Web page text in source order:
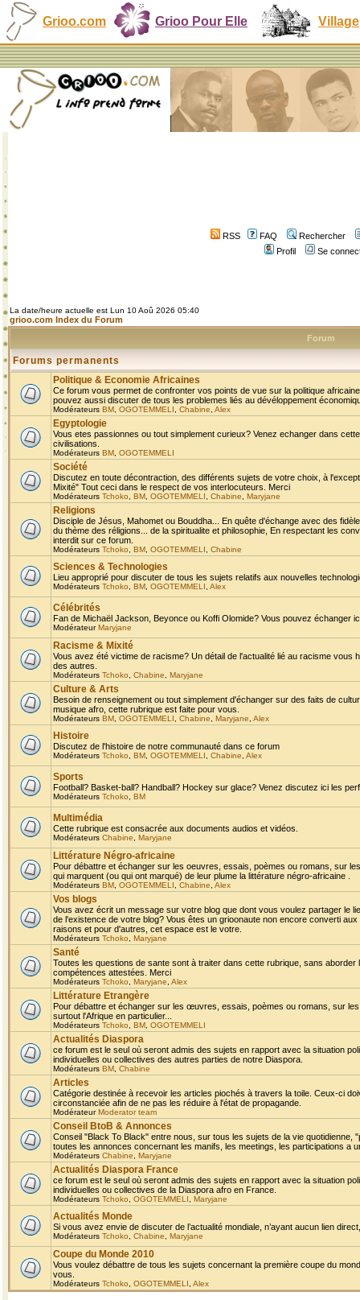
Grioo.com Grioo Pour Elle Village
RSS FAQ
Rechercher
Profil
Se
La date/heure actuelle est Lun 10 Aoû 2026 05:40
grioo.com Index du Forum
Forum
Forums permanents
Politique & Economie Africaines
Ce forum vous permet de confronter vos points de vue sur la politique
pouvez aussi discuter de tous les problemes liés au dévéloppement
Modérateurs BM OGOTEMMELI Chabine Alex
Egyptologie
Vous etes passionnes ou tout simplement curieux? Venez echanger dans
civilisations.
Modérateurs BM OGOTEMMELI
Société
Discutez en toute décontraction, des différents sujets de votre choix, à
Mixité" Tout ceci dans le respect de vos interlocuteurs. Merci
Modérateurs Tchoko BM OGOTEMMELI Chabine Maryjane
Religions
Disciple de Jésus, Mahomet ou Bouddha... En quête d'échange avec des
du thème des réligions... de la spiritualite et philosophie, En respectant les
interdit sur ce forum.
Modérateurs Tchoko BM OGOTEMMELI Chabine
Sciences & Technologies
Lieu approprié pour discuter de tous les sujets relatifs aux nouvelles
Modérateurs Tchoko BM OGOTEMMELI Alex
Célébrités
Fan de Michaël Jackson, Beyonce ou Koffi Olomide? Vous pouvez échanger
ModérateurMaryjane
Racisme & Mixité
Vous avez été victime de racisme? Un détail de l'actualité lié au racisme
des autres.
Modérateurs Tchoko Chabine Maryjane
Culture & Arts
Besoin de renseignement ou tout simplement d'échanger sur des faits de
musique afro, cette rubrique est faite pour vous.
Modérateurs BM OGOTEMMELI Chabine Maryjane Alex
Histoire
Discutez de l'histoire de notre communauté dans ce forum
Modérateurs Tchoko BM OGOTEMMELI Chabine Alex
Sports
Football? Basket-ball? Handball? Hockey sur glace? Venez discutez ici les
Modérateurs Tchoko BM
Multimédia
Cette rubrique est consacrée aux documents audios et vidéos.
Modérateurs Chabine Maryjane
Littérature Négro-africaine
Pour débattre et échanger sur les oeuvres, essais, poèmes ou romans, sur
qui marquent (ou qui ont marqué) de leur plume la littérature négro-africaine .
Modérateurs BM OGOTEMMELI Chabine Alex
Vos blogs
Vous avez écrit un message sur votre blog que dont vous voulez partager le
de l'existence de votre blog? Vous êtes un grioonaute non encore converti
raisons et pour d'autres, cet espace est le votre.
Modérateurs Tchoko Maryjane
Santé
Toutes les questions de sante sont à traiter dans cette rubrique, sans
compétences attestées. Merci
Modérateurs Tchoko Maryjane Alex
Littérature Etrangère
Pour débattre et échanger sur les œuvres, essais, poèmes ou romans, sur
surtout l'Afrique en particulier...
Modérateurs Tchoko BM OGOTEMMELI
Actualités Diaspora
ce forum est le seul où seront admis des sujets en rapport avec la situation
individuelles ou collectives des autres parties de notre Diaspora.
Modérateurs BM Chabine
Articles
Catégorie destinée à recevoir les articles piochés à travers la toile. Ceux-ci
circonstanciée afin de ne pas les réduire à l'état de propagande.
ModérateurModerator team
Conseil BtoB & Annonces
Conseil "Black To Black" entre nous, sur tous les sujets de la vie
toutes les annonces concernant les manifs, les meetings, les participations a
Modérateurs Chabine Maryjane
Actualités Diaspora France
ce forum est le seul où seront admis des sujets en rapport avec la situation
individuelles ou collectives de la Diaspora afro en France.
Modérateurs Tchoko OGOTEMMELI Maryjane
Actualités Monde
Si vous avez envie de discuter de l’actualité mondiale, n’ayant aucun lien
Modérateurs Tchoko Chabine Maryjane
Coupe du Monde 2010
Vous voulez débattre de tous les sujets concernant la première coupe du
vous.
Modérateurs Tchoko OGOTEMMELI Alex